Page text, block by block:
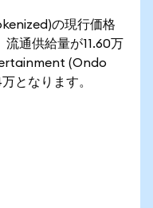
の現行価格
通供給量が11.60万
(Ondo
となります。